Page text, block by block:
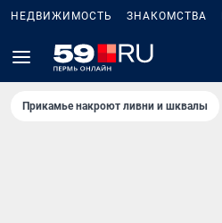
НЕДВИЖИМОСТЬ ЗНАКОМСТВА
Прикамье накроют ливни и шквалы